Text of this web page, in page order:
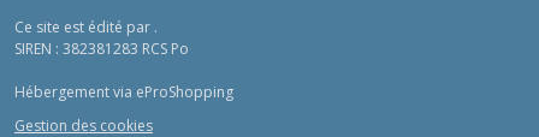
Ce site est édité par .
SIREN : 382381283 RCS Po
Hébergement via eProShopping
Gestion des cookies